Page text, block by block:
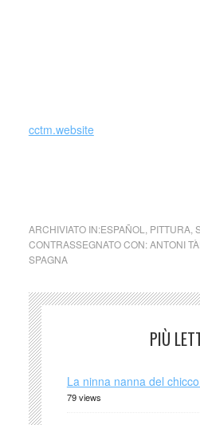
cctm.website
ARCHIVIATO IN:ESPAÑOL PITTURA,
CONTRASSEGNATO CON:ANTONI
SPAGNA
PIÙ
La ninna nanna del
79 views